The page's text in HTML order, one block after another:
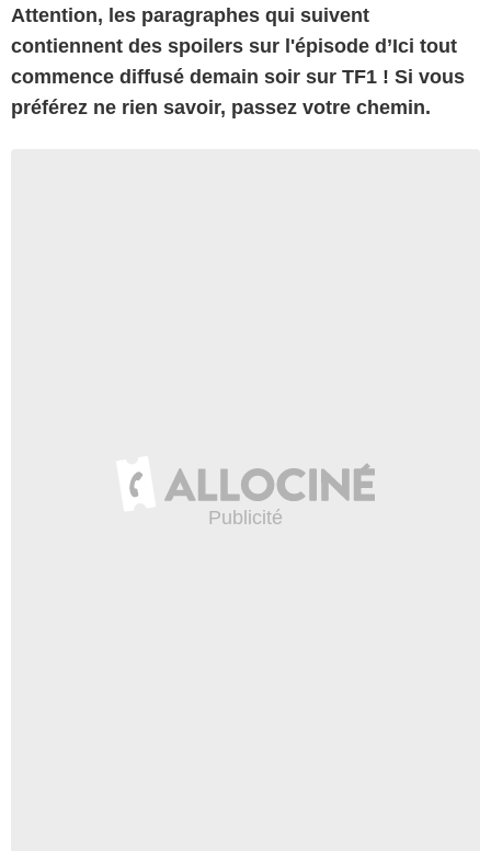
Attention, les paragraphes qui suivent
contiennent des spoilers sur l'épisode d’Ici tout
commence diffusé demain soir sur TF1 ! Si vous
préférez ne rien savoir, passez votre chemin.